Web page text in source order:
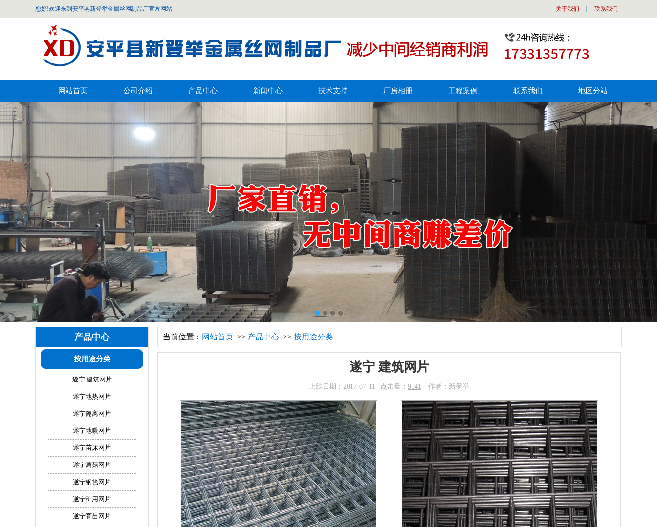
您好!欢迎来到安平县新登举金属丝网制品厂官方网站！ 关于我们 联系我们
网站首页 公司介绍 产品中心 新闻中心 技术支持 厂房相册 工程案例 联系我们 地区分站
当前位置： 网站首页 >> 产品中心 >> 按用途分类
遂宁 建筑网片
上线日期：2017-07-11 点击量： 9541 作者：新登举
产品中心
按用途分类
遂宁 建筑网片
遂宁地热网片
遂宁隔离网片
遂宁地暖网片
遂宁苗床网片
遂宁蘑菇网片
遂宁钢笆网片
遂宁矿用网片
遂宁育苗网片